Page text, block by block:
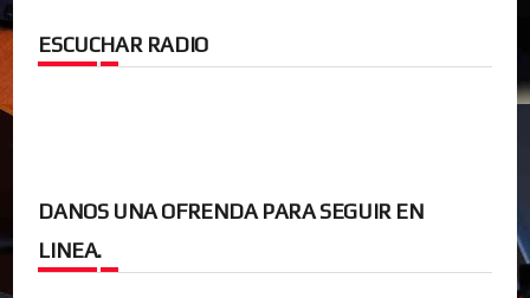
ESCUCHAR RADIO
DANOS UNA OFRENDA PARA SEGUIR EN
LINEA.